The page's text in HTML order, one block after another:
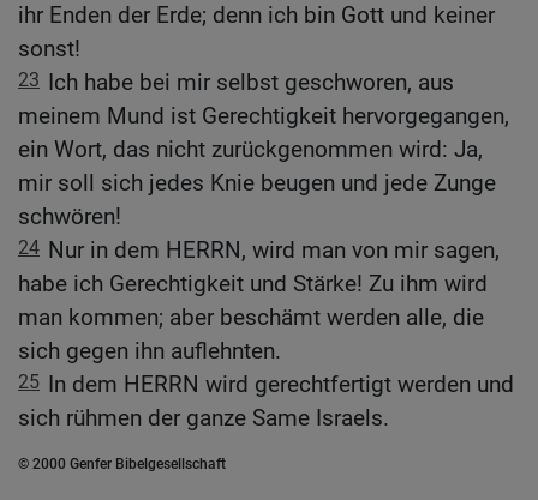
ihr Enden der Erde; denn ich bin Gott und keiner
sonst!
23 Ich habe bei mir selbst geschworen, aus
meinem Mund ist Gerechtigkeit hervorgegangen,
ein Wort, das nicht zurückgenommen wird: Ja,
mir soll sich jedes Knie beugen und jede Zunge
schwören!
24 Nur in dem HERRN, wird man von mir sagen,
habe ich Gerechtigkeit und Stärke! Zu ihm wird
man kommen; aber beschämt werden alle, die
sich gegen ihn auflehnten.
25 In dem HERRN wird gerechtfertigt werden und
sich rühmen der ganze Same Israels.
© 2000 Genfer Bibelgesellschaft